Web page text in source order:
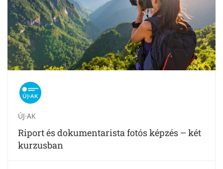
ÚJ·AK
Riport és dokumentarista fotós képzés – két
kurzusban